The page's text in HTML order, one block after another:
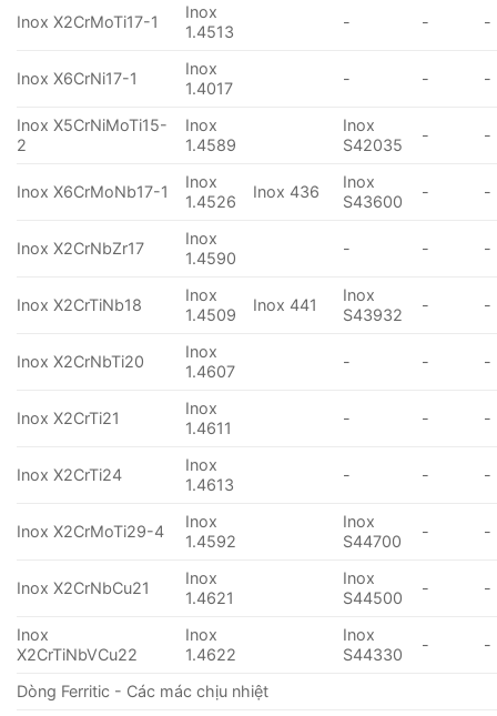
Inox X2CrMoTi17-1
Inox
1.4513
- - -
Inox X6CrNi17-1
Inox
1.4017
- - -
Inox X5CrNiMoTi15-
2
Inox
1.4589
Inox
S42035
- -
Inox X6CrMoNb17-1
Inox
1.4526
Inox 436
Inox
S43600
- -
Inox X2CrNbZr17
Inox
1.4590
- - -
Inox X2CrTiNb18
Inox
1.4509
Inox 441
Inox
S43932
- -
Inox X2CrNbTi20
Inox
1.4607
- - -
Inox X2CrTi21
Inox
1.4611
- - -
Inox X2CrTi24
Inox
1.4613
- - -
Inox X2CrMoTi29-4
Inox
1.4592
Inox
S44700
- -
Inox X2CrNbCu21
Inox
1.4621
Inox
S44500
- -
Inox
X2CrTiNbVCu22
Inox
1.4622
Inox
S44330
- -
Dòng Ferritic - Các mác chịu nhiệt